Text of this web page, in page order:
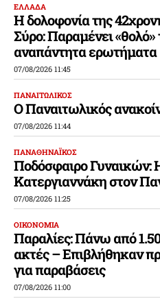
ΕΛΛΑΔΑ
Η δολοφονία της
Σύρο: Παραμένει «θολό»
αναπάντητα ερωτήματα
07/08/2026 11:45
ΠΑΝΑΙΤΩΛΙΚΟΣ
Ο Παναιτωλικός
07/08/2026 11:44
ΠΑΝΑΘΗΝΑΪΚΟΣ
Ποδόσφαιρο Γυναικών:
Κατεργιαννάκη στον
07/08/2026 11:25
ΟΙΚΟΝΟΜΙΑ
Παραλίες: Πάνω από
ακτές – Επιβλήθηκαν
για παραβάσεις
07/08/2026 11:00